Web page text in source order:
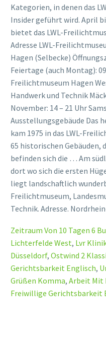
Kategorien, in denen das
Insider geführt wird. April
bietet das LWL-
Adresse LWL-
Hagen (Selbecke)
Feiertage (auch Montag):
Freilichtmuseum Hagen
Handwerk und Technik
November: 14 – 21 Uhr
Ausstellungsgebäude Das
kam 1975 in das LWL-
65 historischen Gebäuden,
befinden sich die … Am
dort wo sich die ersten
liegt landschaftlich
Freilichtmuseum,
Technik. Adresse.
Zeitraum Von 10 Tagen 6
Lichterfelde West, Lvr
Düsseldorf, Ostwind 2
Gerichtsbarkeit Englisch,
Grüßen Komma, Arbeit Mit
Freiwillige Gerichtsbarkeit